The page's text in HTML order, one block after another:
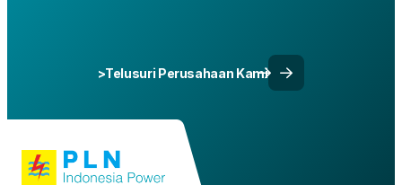
>Telusuri Perusahaan Kami